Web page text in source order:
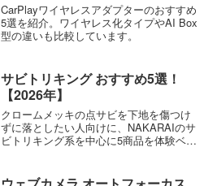
CarPlayワイヤレスアダプターのおすすめ
5選を紹介。ワイヤレス化タイプやAI Box
型の違いも比較しています。
サビトリキング おすすめ5選！
【2026年】
クロームメッキの点サビを下地を傷つけ
ずに落としたい人向けに、NAKARAIのサ
ビトリキング系を中心に5商品を体験ベー